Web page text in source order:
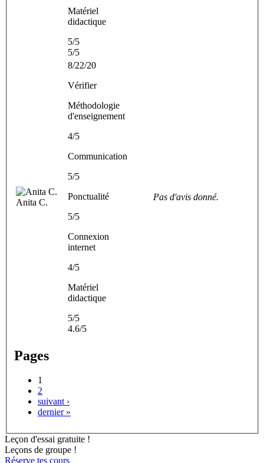
Matériel
didactique
5/5
5/5
Anita C.
8/22/20
Vérifier
Méthodologie
d'enseignement
4/5
Communication
5/5
Ponctualité
5/5
Connexion
internet
4/5
Matériel
didactique
5/5
4.6/5
Pas d'avis donné.
Pages
1
2
suivant ›
dernier »
Leçon d'essai gratuite !
Leçons de groupe !
Réserve tes cours